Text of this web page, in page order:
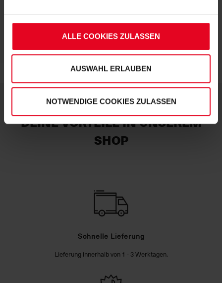
unbedingt erforderliche Cookies eingesetzt. Ihre etwaig
Weitere Informationen entnehmen Sie bitte
unsererDatenschutzerklärungund
Impressum."
ALLE COOKIES ZULASSEN
AUSWAHL ERLAUBEN
NOTWENDIGE COOKIES ZULASSEN
DEINE VORTEILE IN UNSEREM
SHOP
Schnelle Lieferung
Lieferung innerhalb von 1 - 3 Werktagen.